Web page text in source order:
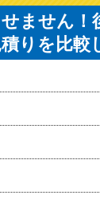
ません！
りを比較